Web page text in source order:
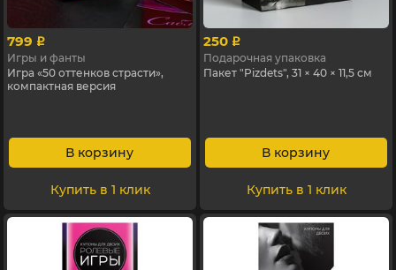
799 p
Игры и фанты
Игра «50 оттенков страсти»,
компактная версия
В корзину
Купить в 1 клик
250 p
Подарочная упаковка
Пакет "Pizdets", 31 × 40 × 11,5 см
В корзину
Купить в 1 клик